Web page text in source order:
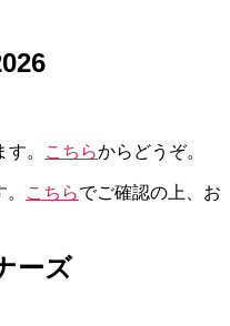
。 こちらからどうぞ。
こちらでご確認の上、お
ーズ